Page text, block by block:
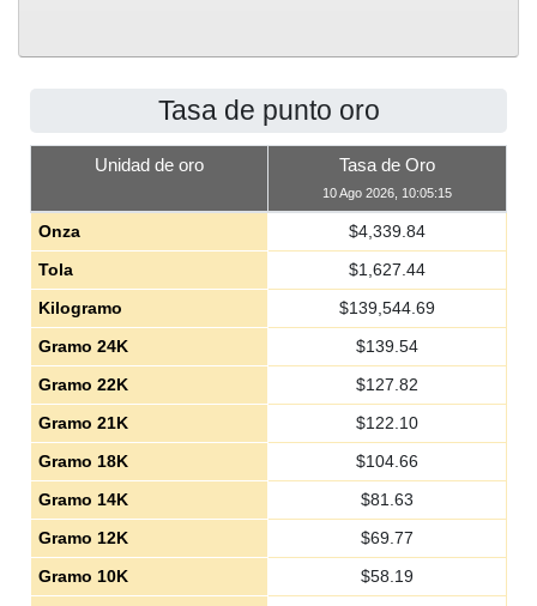
Tasa de punto oro
Unidad de oro Tasa de Oro
10 Ago 2026, 10:05:15
Onza $4,339.84
Tola
$1,627.44
Kilogramo
$139,544.69
Gramo 24K
$139.54
Gramo 22K
$127.82
Gramo 21K
$122.10
Gramo 18K
$104.66
Gramo 14K
$81.63
Gramo 12K
$69.77
Gramo 10K
$58.19